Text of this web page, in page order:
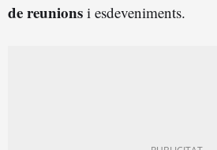
de reunions i esdeveniments.